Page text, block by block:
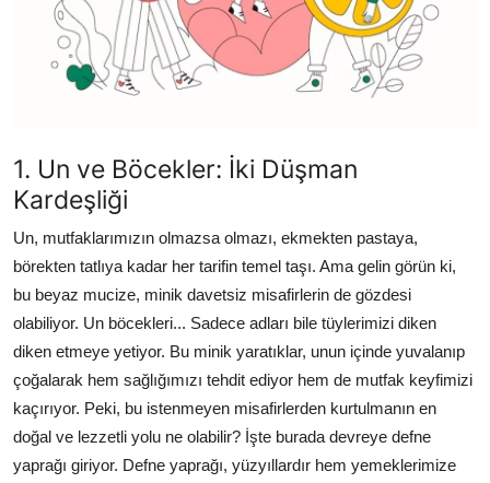
İçecek Kültürü & Barista
Yöresel Tarifler & Ev Yemekleri
İçecek Kültürü & Rehberleri
Popüler Kültür & Mutfak Tarihi
Mutfak Temizliği & Pratik Bilgiler
Anne & Bebek Beslenmesi
Mutfak Sırları & Teknikler
Gıda Sözlüğü & Nedir?
Yemek Tarifleri & Menüler
1. Un ve Böcekler: İki Düşman
Kardeşliği
Un, mutfaklarımızın olmazsa olmazı, ekmekten pastaya,
börekten tatlıya kadar her tarifin temel taşı. Ama gelin görün ki,
bu beyaz mucize, minik davetsiz misafirlerin de gözdesi
olabiliyor. Un böcekleri... Sadece adları bile tüylerimizi diken
diken etmeye yetiyor. Bu minik yaratıklar, unun içinde yuvalanıp
çoğalarak hem sağlığımızı tehdit ediyor hem de mutfak keyfimizi
kaçırıyor. Peki, bu istenmeyen misafirlerden kurtulmanın en
doğal ve lezzetli yolu ne olabilir? İşte burada devreye defne
yaprağı giriyor. Defne yaprağı, yüzyıllardır hem yemeklerimize